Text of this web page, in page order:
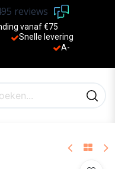
reviews
vanaf €75
Sne lle levering
A-